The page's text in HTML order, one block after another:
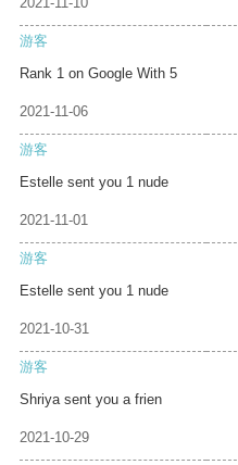
游客
Rank 1 on Google With 5
2021-11-06
游客
Estelle sent you 1 nude
2021-11-01
游客
Estelle sent you 1 nude
2021-10-31
游客
Shriya sent you a frien
2021-10-29